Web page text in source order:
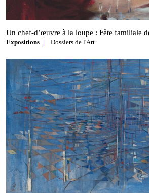
Un chef‑d’œuvre à la loupe : Fête familiale
Expositions Dossiers de l'Art